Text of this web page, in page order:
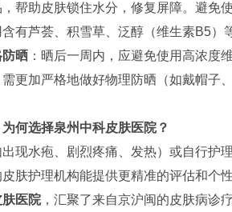
帮助皮肤锁住水分，修复屏障。避免
含有芦荟、积雪草、泛醇（维生素B5）
防晒 ：晒后一周内，应避免使用高浓度
更加严格地做好物理防晒（如戴帽子
何选择泉州中科皮肤医院？
现水疱、剧烈疼痛、发热）或自行护
肤护理机构能提供更精准的评估和个
医院，汇聚了来自京沪闽的皮肤病诊